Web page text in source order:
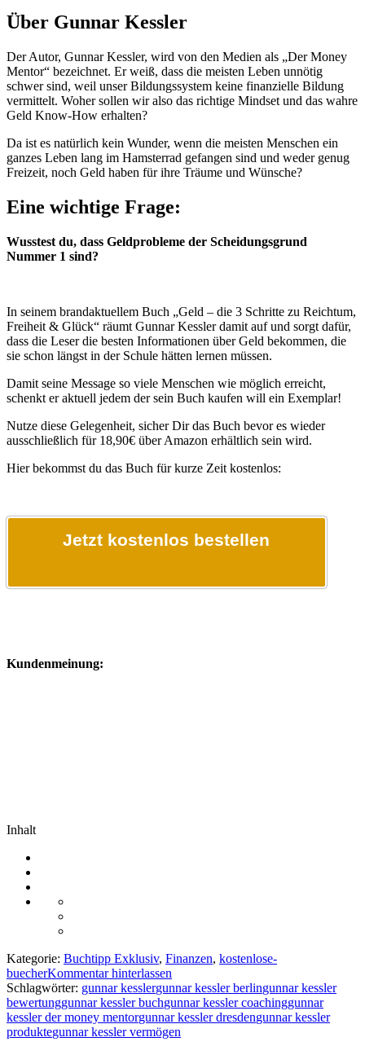
Über Gunnar Kessler
Der Autor, Gunnar Kessler, wird von den Medien als „Der Money
Mentor“ bezeichnet. Er weiß, dass die meisten Leben unnötig
schwer sind, weil unser Bildungssystem keine finanzielle Bildung
vermittelt. Woher sollen wir also das richtige Mindset und das wahre
Geld Know-How erhalten?
Da ist es natürlich kein Wunder, wenn die meisten Menschen ein
ganzes Leben lang im Hamsterrad gefangen sind und weder genug
Freizeit, noch Geld haben für ihre Träume und Wünsche?
Eine wichtige Frage:
Wusstest du, dass Geldprobleme der Scheidungsgrund
Nummer 1 sind?
In seinem brandaktuellem Buch „Geld – die 3 Schritte zu Reichtum,
Freiheit & Glück“ räumt Gunnar Kessler damit auf und sorgt dafür,
dass die Leser die besten Informationen über Geld bekommen, die
sie schon längst in der Schule hätten lernen müssen.
Damit seine Message so viele Menschen wie möglich erreicht,
schenkt er aktuell jedem der sein Buch kaufen will ein Exemplar!
Nutze diese Gelegenheit, sicher Dir das Buch bevor es wieder
ausschließlich für 18,90€ über Amazon erhältlich sein wird.
Hier bekommst du das Buch für kurze Zeit kostenlos:
Jetzt kostenlos bestellen
Kundenmeinung:
Inhalt
Kategorie: Buchtipp Exklusiv, Finanzen, kostenlose-
buecherKommentar hinterlassen
Schlagwörter: gunnar kesslergunnar kessler berlingunnar kessler
bewertunggunnar kessler buchgunnar kessler coachinggunnar
kessler der money mentorgunnar kessler dresdengunnar kessler
produktegunnar kessler vermögen